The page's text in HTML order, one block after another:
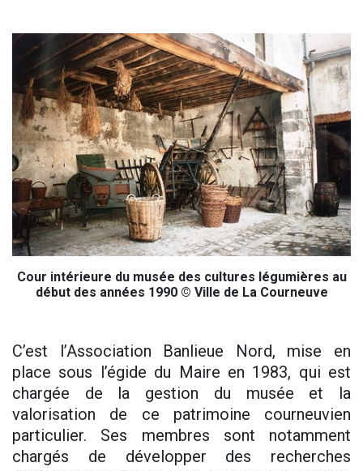
Cour intérieure du musée des cultures légumières au
début des années 1990 © Ville de La Courneuve
C’est l’Association Banlieue Nord, mise en
place sous l’égide du Maire en 1983, qui est
chargée de la gestion du musée et la
valorisation de ce patrimoine courneuvien
particulier. Ses membres sont notamment
chargés de développer des recherches